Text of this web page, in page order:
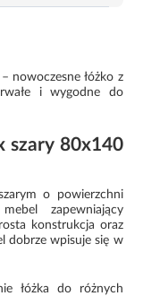
nowoczesne łóżko z
i wygodne do
szary 80x140
o powierzchni
zapewniający
konstrukcja oraz
dobrze wpisuje się w
łóżka do różnych